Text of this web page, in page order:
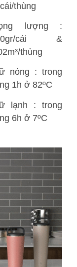
thùng
lượng :
cái &
thùng
nóng : trong
1h ở 82ºC
lạnh : trong
6h ở 7ºC